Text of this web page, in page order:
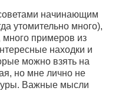
начинающим
утомительно много),
много примеров из
находки и
можно взять на
но мне лично не
Важные мысли